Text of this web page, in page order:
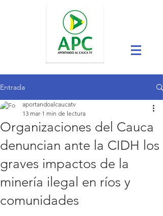
Entrada
Organizaciones del Cauca
denuncian ante la CIDH los
graves impactos de la
minería ilegal en ríos y
comunidades
aportandoalcaucatv
13 mar 1 min de lectura